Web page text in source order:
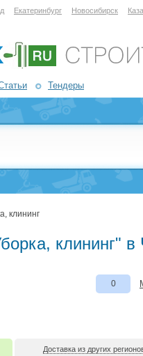
Екатеринбург Новосибирск
Тендеры
клининг
клининг" в
0
Доставка из других